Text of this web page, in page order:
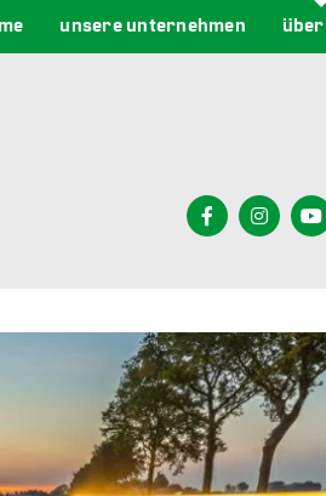
unsere unternehmen